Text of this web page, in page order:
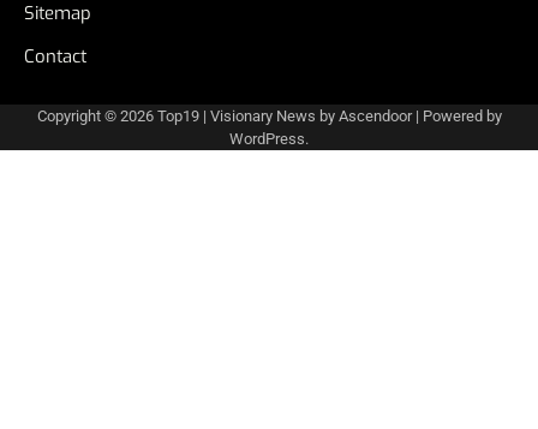
Sitemap
Contact
Copyright © 2026 Top19| Visionary News by Ascendoor| Powered by
WordPress.